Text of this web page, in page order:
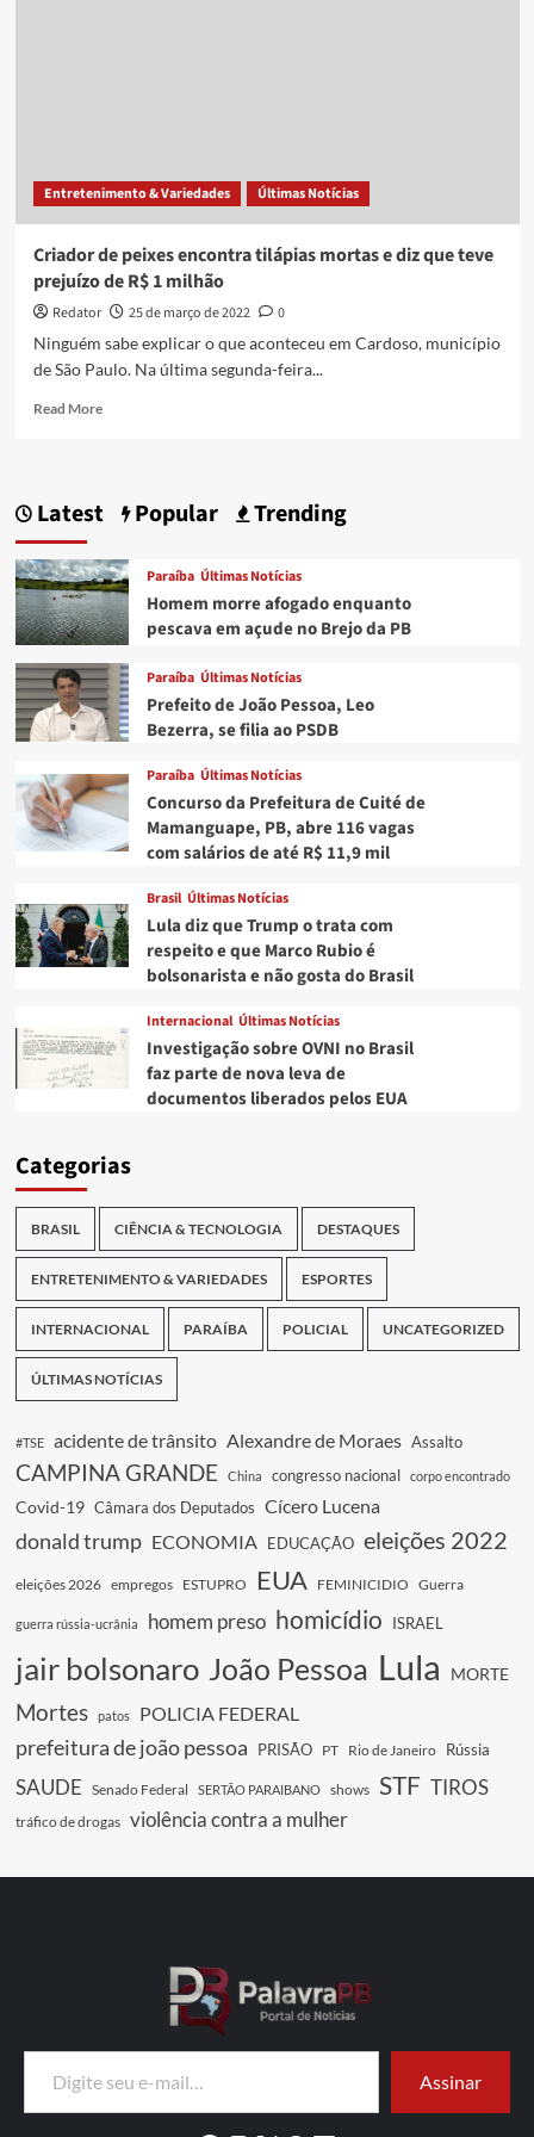
Entretenimento & Variedades Últimas Notícias
Criador de peixes encontra tilápias mortas e diz que teve
prejuízo de R$ 1 milhão
Redator 25 de março de 2022
0
Ninguém sabe explicar o que aconteceu em Cardoso, município
de São Paulo. Na última segunda-feira...
Read MoreRead
peixes
tilápias
mortas
e
diz
teve
prejuízo
de
R$
milhão
Latest Popular Trending
Paraíba Últimas Notícias
Homem morre afogado enquanto
pescava em açude no Brejo da PB
Paraíba Últimas Notícias
Prefeito de João Pessoa, Leo
Bezerra, se filia ao PSDB
Paraíba Últimas Notícias
Concurso da Prefeitura de Cuité de
Mamanguape, PB, abre 116 vagas
com salários de até R$ 11,9 mil
Brasil Últimas Notícias
Lula diz que Trump o trata com
respeito e que Marco Rubio é
bolsonarista e não gosta do Brasil
Internacional Últimas Notícias
Investigação sobre OVNI no Brasil
faz parte de nova leva de
documentos liberados pelos EUA
Categorias
BRASIL CIÊNCIA & TECNOLOGIA DESTAQUES
ENTRETENIMENTO & VARIEDADES ESPORTES
INTERNACIONAL PARAÍBA POLICIAL UNCATEGORIZED
ÚLTIMAS NOTÍCIAS
#TSE acidente de trânsito Alexandre de Moraes Assalto
CAMPINA GRANDE China congresso nacional corpo encontrado
Covid-19 Câmara dos Deputados Cícero Lucena
donald trump ECONOMIA EDUCAÇÃO eleições 2022
eleições 2026 empregos ESTUPRO EUA FEMINICIDIO Guerra
guerra rússia-ucrânia homem preso homicídio ISRAEL
jair bolsonaro João Pessoa Lula MORTE
Mortes patos POLICIA FEDERAL
prefeitura de joão pessoa PRISÃO PT Rio de Janeiro Rússia
SAUDE Senado Federal SERTÃO PARAIBANO shows STF TIROS
tráfico de drogas violência contra a mulher
Digite seu e-mail…
Assinar